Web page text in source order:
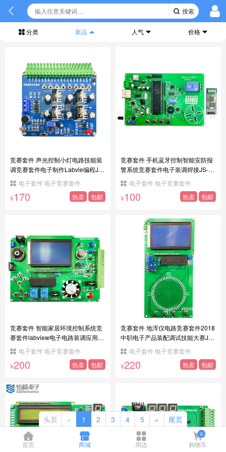
搜索
首页 商城 周边
0
购物车
分类 新品 人气 价格
竞赛套件 声光控制小灯电路技能装
调竞赛套件电子制作Labvie编程JS-
56-211电子套件 电子竞赛套件
¥170 热卖 包邮
竞赛套件 手机蓝牙控制智能安防报
警系统竞赛套件电子装调焊接JS-56
-222电子套件 电子竞赛套件
¥100 热卖 包邮
竞赛套件 智能家居环境控制系统竞
赛套件labview电子电路装调应用JS
-56-214电子套件 电子竞赛套件
¥200 热卖 包邮
竞赛套件 地浑仪电路竞赛套件2018
中职电子产品装配调试技能大赛JS-
56-189电子套件 电子竞赛套件
¥220 热卖 包邮
头页 « 1 2 3 4 5 » 尾页